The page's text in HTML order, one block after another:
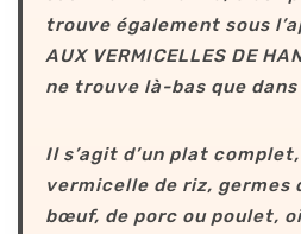
trouve également sous
AUX VERMICELLES DE
ne trouve là-bas que
Il s’agit d’un plat
vermicelle de riz, germes
bœuf, de porc ou poulet,